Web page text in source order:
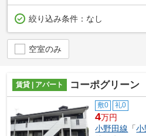
絞り込み条件： なし
空室のみ
賃貸 | アパート コーポグリーン
敷0 礼0
4万円
小野田線 「小